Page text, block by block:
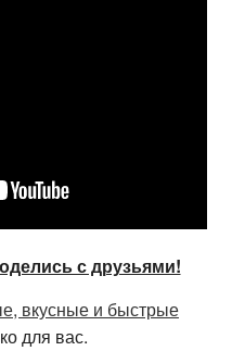
с друзьями!
вкусные и быстрые
для вас.